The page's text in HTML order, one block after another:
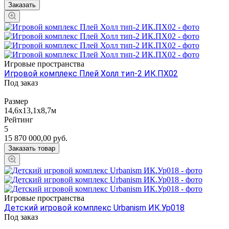
Заказать
Игровые пространства
Игровой комплекс Плей Холл тип-2 ИК.ПХ02
Под заказ
Размер
14,6х13,1х8,7м
Рейтинг
5
15 870 000,00 руб.
Заказать товар
Игровые пространства
Детский игровой комплекс Urbanism ИК.Ур018
Под заказ